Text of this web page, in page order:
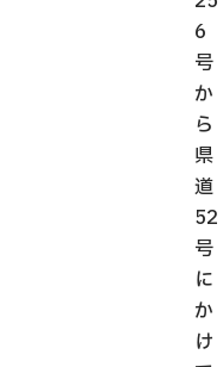
6
号
か
ら
県
道
52
号
に
か
け